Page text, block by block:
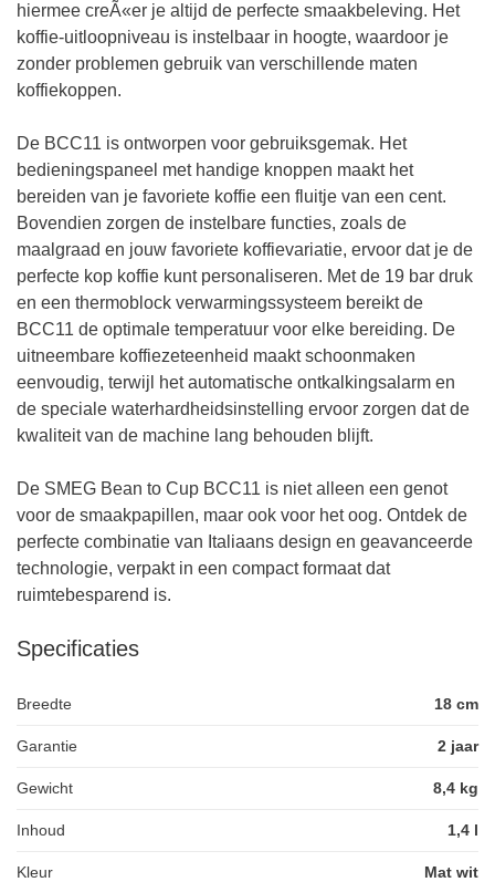
hiermee creÃ«er je altijd de perfecte smaakbeleving. Het
koffie-uitloopniveau is instelbaar in hoogte, waardoor je
zonder problemen gebruik van verschillende maten
koffiekoppen.
De BCC11 is ontworpen voor gebruiksgemak. Het
bedieningspaneel met handige knoppen maakt het
bereiden van je favoriete koffie een fluitje van een cent.
Bovendien zorgen de instelbare functies, zoals de
maalgraad en jouw favoriete koffievariatie, ervoor dat je de
perfecte kop koffie kunt personaliseren. Met de 19 bar druk
en een thermoblock verwarmingssysteem bereikt de
BCC11 de optimale temperatuur voor elke bereiding. De
uitneembare koffiezeteenheid maakt schoonmaken
eenvoudig, terwijl het automatische ontkalkingsalarm en
de speciale waterhardheidsinstelling ervoor zorgen dat de
kwaliteit van de machine lang behouden blijft.
De SMEG Bean to Cup BCC11 is niet alleen een genot
voor de smaakpapillen, maar ook voor het oog. Ontdek de
perfecte combinatie van Italiaans design en geavanceerde
technologie, verpakt in een compact formaat dat
ruimtebesparend is.
Specificaties
Breedte 18 cm
Garantie 2 jaar
Gewicht 8,4 kg
Inhoud 1,4 l
Kleur Mat wit